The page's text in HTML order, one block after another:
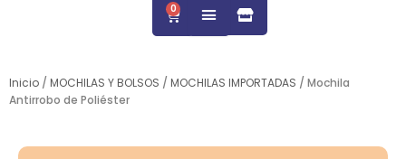
0
Cart
Inicio / MOCHILAS Y BOLSOS / MOCHILAS IMPORTADAS / Mochila
Antirrobo de Poliéster